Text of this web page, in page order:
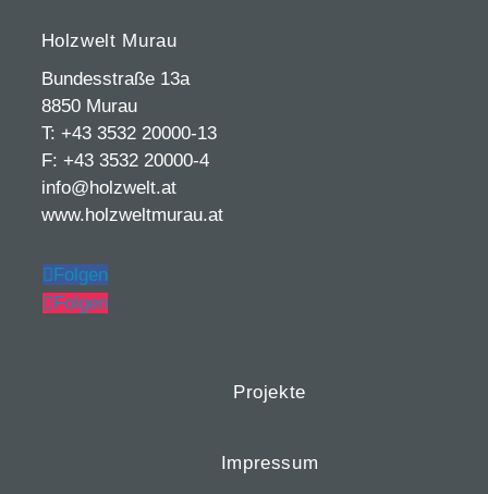
Holzwelt Murau
Bundesstraße 13a
8850 Murau
T: +43 3532 20000-13
F: +43 3532 20000-4
info@holzwelt.at
www.holzweltmurau.at
Folgen
Folgen
Projekte
Impressum